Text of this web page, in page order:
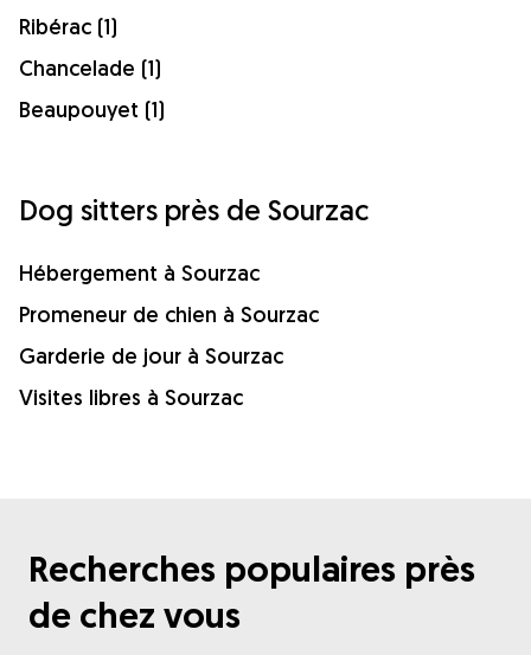
Ribérac (1)
Chancelade (1)
Beaupouyet (1)
Dog sitters près de Sourzac
Hébergement à Sourzac
Promeneur de chien à Sourzac
Garderie de jour à Sourzac
Visites libres à Sourzac
Recherches populaires près
de chez vous